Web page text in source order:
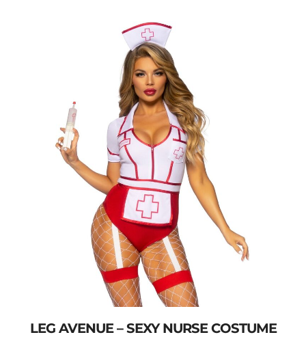
LEG AVENUE – SEXY NURSE COSTUME